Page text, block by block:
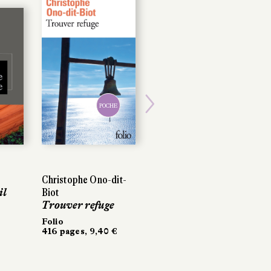
POCHE
Christophe Ono-dit-
Biot
Trouver refuge
Folio
416 pages, 9,40 €
POCHE
Christophe Ono-dit-
Biot
Trouver refuge
Folio
416 pages, 9,40 €